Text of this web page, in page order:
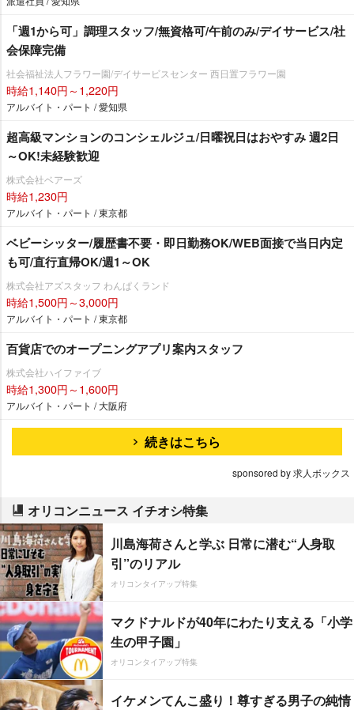
「週1から可」調理スタッフ/無資格可/午前のみ/デイサービス/社
会保障完備
社会福祉法人フラワー園/デイサービスセンター 西日置フラワー園
時給1,140円～1,220円
アルバイト・パート / 愛知県
超高級マンションのコンシェルジュ/日曜祝日はおやすみ 週2日
～OK!未経験歓迎
株式会社ベアーズ
時給1,230円
アルバイト・パート / 東京都
ベビーシッター/履歴書不要・即日勤務OK/WEB面接で当日内定
も可/直行直帰OK/週1～OK
株式会社アズスタッフ わんぱくランド
時給1,500円～3,000円
アルバイト・パート / 東京都
百貨店でのオープニングアプリ案内スタッフ
株式会社ハイファイブ
時給1,300円～1,600円
アルバイト・パート / 大阪府
続きはこちら
sponsored by 求人ボックス
オリコンニュース イチオシ特集
川島海荷さんと学ぶ 日常に潜む“人身取
引”のリアル
オリコンタイアップ特集
マクドナルドが40年にわたり支える「小学
生の甲子園」
オリコンタイアップ特集
イケメンてんこ盛り！尊すぎる男子の純情